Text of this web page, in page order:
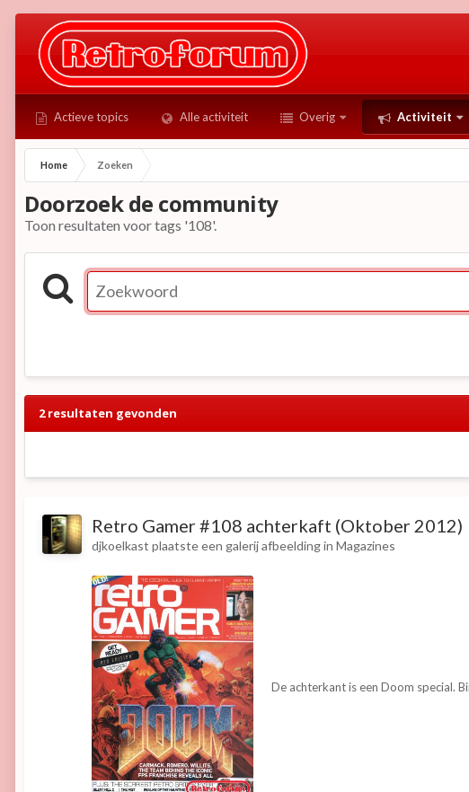
Actieve topics Alle activiteit Overig Activiteit
Home Zoeken
Doorzoek de community
Toon resultaten voor tags '108'.
2 resultaten gevonden
Retro Gamer #108 achterkaft (Oktober 2012)
djkoelkast plaatste een galerij afbeelding in Magazines
De achterkant is een Doom special.